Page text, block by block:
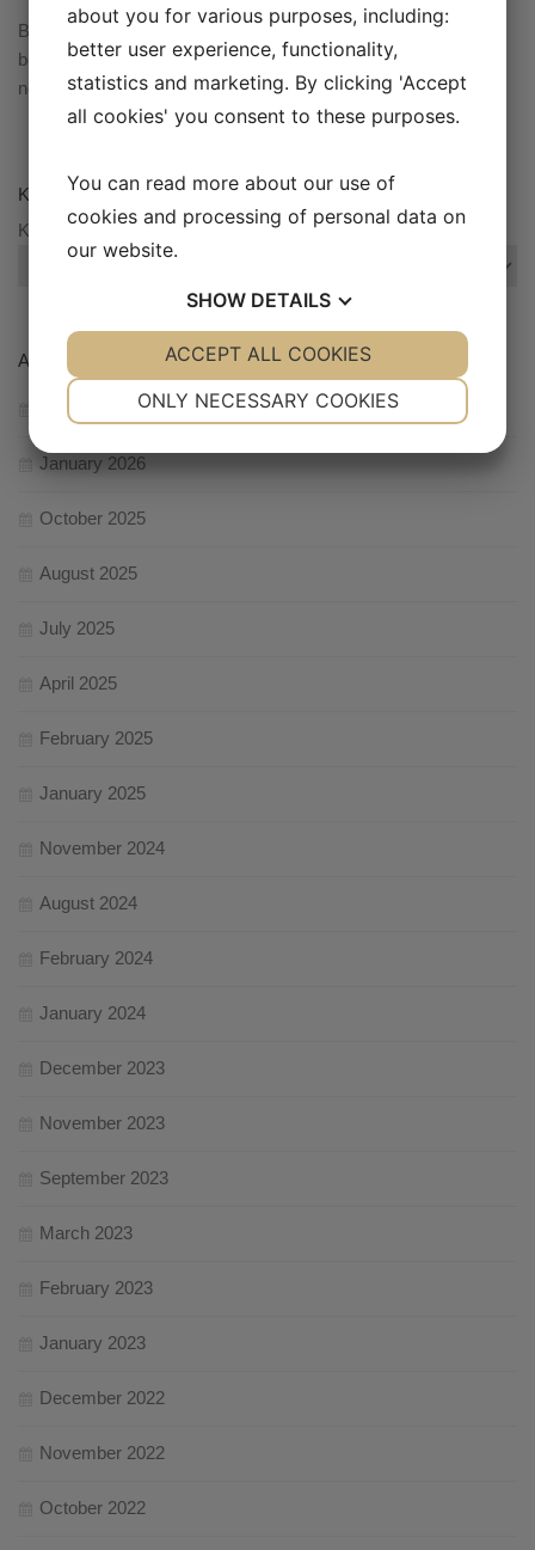
Bluebird er en blog, hvor du kan finde indlæg om bl.a. økonomi,
bolig, sundhed og elektronik. Vores mål med siden er, at skabe
noget interesse omkring de ovenstående emner.
KATEGORIER
Kategorier
ARCHIVES
January 2026
October 2025
August 2025
July 2025
April 2025
February 2025
January 2025
November 2024
August 2024
February 2024
January 2024
December 2023
November 2023
September 2023
March 2023
February 2023
January 2023
December 2022
November 2022
October 2022
about you for various purposes, including:
better user experience, functionality,
statistics and marketing. By clicking 'Accept
all cookies' you consent to these purposes.
You can read more about our use of
cookies and processing of personal data on
our website.
SHOW DETAILS
YES NO YES NO
MARKETING
ONLY NECESSARY COOKIES
ACCEPT ALL COOKIES